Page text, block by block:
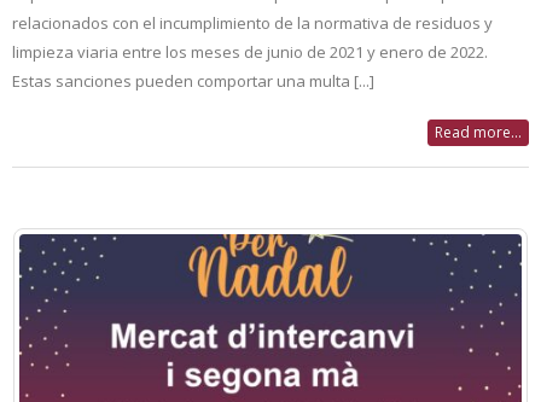
relacionados con el incumplimiento de la normativa de residuos y
limpieza viaria entre los meses de junio de 2021 y enero de 2022.
Estas sanciones pueden comportar una multa [...]
Read more...